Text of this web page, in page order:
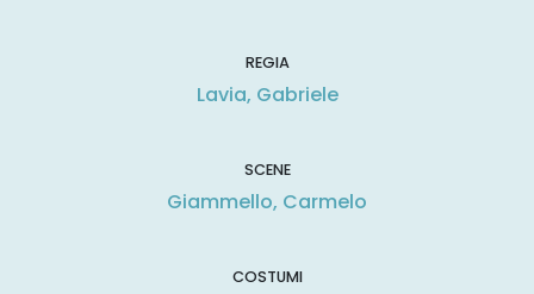
REGIA
Lavia, Gabriele
SCENE
Giammello, Carmelo
COSTUMI